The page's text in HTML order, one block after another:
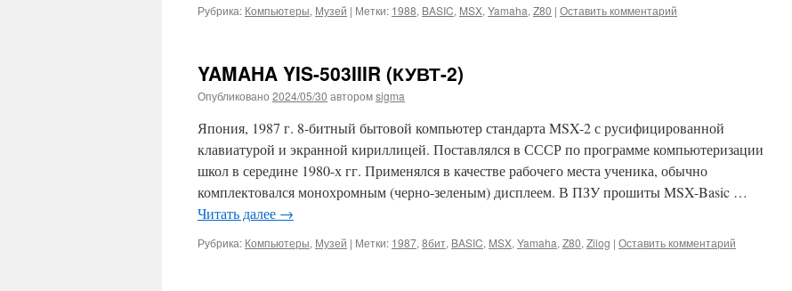
Рубрика: Компьютеры, Музей | Метки: 1988, BASIC, MSX, Yamaha, Z80 | Оставить комментарий
YAMAHA YIS-503IIIR (КУВТ-2)
Опубликовано 2024/05/30 авторомsigma
Япония, 1987 г. 8-битный бытовой компьютер стандарта MSX-2 с русифицированной
клавиатурой и экранной кириллицей. Поставлялся в СССР по программе компьютеризации
школ в середине 1980-х гг. Применялся в качестве рабочего места ученика, обычно
комплектовался монохромным (черно-зеленым) дисплеем. В ПЗУ прошиты MSX-Basic …
Читать далее →
Рубрика: Компьютеры, Музей | Метки: 1987, 8бит, BASIC, MSX, Yamaha, Z80, Zilog | Оставить комментарий